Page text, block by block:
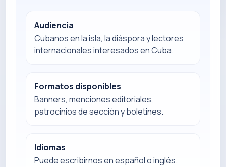
Audiencia
Cubanos en la isla, la diáspora y lectores
internacionales interesados en Cuba.
Formatos disponibles
Banners, menciones editoriales,
patrocinios de sección y boletines.
Idiomas
Puede escribirnos en español o inglés.